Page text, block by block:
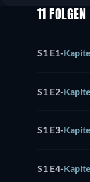
11 FOLGEN
S1 E1-
S1 E2-
S1 E3-
S1 E4-